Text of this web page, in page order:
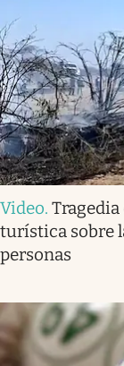
Video. Tragedia
turística sobre
personas